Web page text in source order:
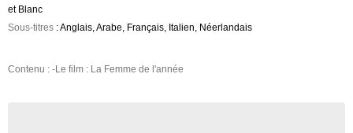
et Blanc
Sous-titres : Anglais, Arabe, Français, Italien, Néerlandais
Contenu : -Le film : La Femme de l'année